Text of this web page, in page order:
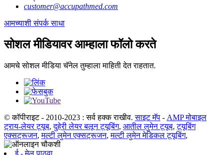
customer@accupathmed.com
आमच्याशी संपर्क साधा
सोशल मीडियावर आम्हाला फॉलो करते
आमचे सोशल मीडिया चॅनेल तुम्हाला माहिती देत ​​राहतात.
© कॉपीराइट - 2010-2023 : सर्व हक्क राखीव. साइट मॅप - AMP मोबाइल
ट्राय-लेयर ट्यूब,दुहेरी लेयर बलून ट्यूबिंग, आतील लुमेन ट्यूब,ट्यूबिंग
एक्सट्रूजन,मल्टी लुमेन एक्सट्रूजन,मल्टी लुमेन मेडिकल ट्यूबिंग,
ई - मेल पाठवा